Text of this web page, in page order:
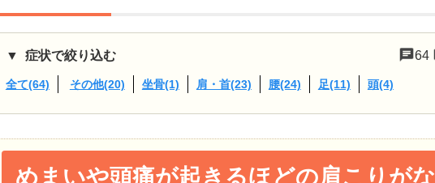
64
症状で絞り込む
全て(64) その他(20) 坐骨(1) 肩・首(23) 腰(24) 足(11) 頭(4)
めまいや頭痛が起きるほどの肩こりがな